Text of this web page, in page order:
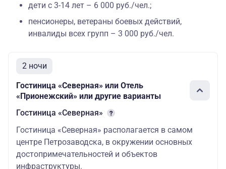
дети с 3-14 лет – 6 000 руб./чел.;
пенсионеры, ветераны боевых действий,
инвалиды всех групп – 3 000 руб./чел.
2 ночи
Гостиница «Северная» или Отель
«Прионежский» или другие варианты
Гостиница «Северная»
Гостиница «Северная» располагается в самом
центре Петрозаводска, в окружении основных
достопримечательностей и объектов
инфраструктуры.